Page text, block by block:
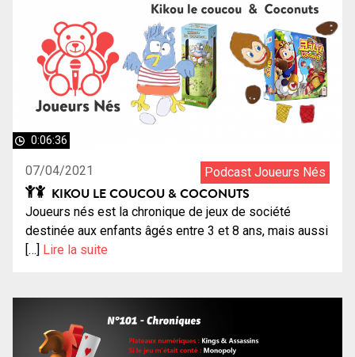
0:06:36
07/04/2021 Podcast Joueurs Nés
KIKOU LE COUCOU & COCONUTS
Joueurs nés est la chronique de jeux de société
destinée aux enfants âgés entre 3 et 8 ans, mais aussi
[…] Lire la suite